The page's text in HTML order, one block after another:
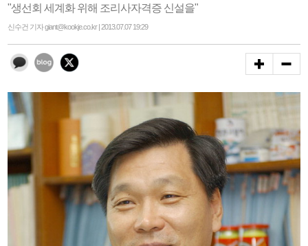
"생선회 세계화 위해 조리사자격증 신설을"
신수건 기자 giant@kookje.co.kr | 2013.07.07 19:29